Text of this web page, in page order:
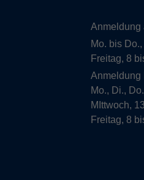
Anmeldung
Mo. bis
Freitag, 8
Anmeldung
Mo., Di.,
MIttwoch,
Freitag, 8